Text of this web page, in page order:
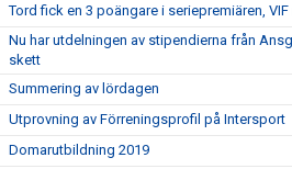
Tord fick en 3 poängare i seriepremiären, VIF
Nu har utdelningen av stipendierna från
skett
Summering av lördagen
Utprovning av Förreningsprofil på Intersport
Domarutbildning 2019